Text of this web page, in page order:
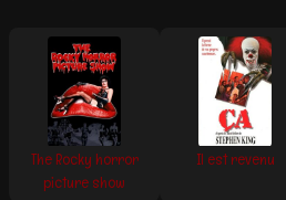
The Rocky horror
picture show
Il est revenu